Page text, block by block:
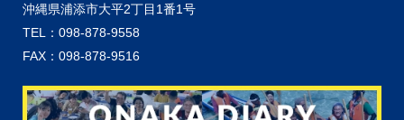
沖縄県浦添市大平2丁目1番1号
TEL：098-878-9558
FAX：098-878-9516